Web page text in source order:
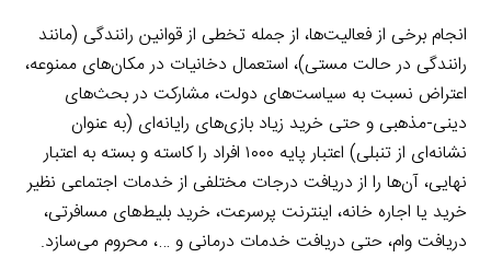
انجام برخی از فعالیت‌ها، از جمله تخطی از قوانین رانندگی (مانند
رانندگی در حالت مستی)، استعمال دخانیات در مکان‌های ممنوعه،
اعتراض نسبت به سیاست‌های دولت، مشارکت در بحث‌های
دینی-مذهبی و حتی خرید زیاد بازی‌های رایانه‌ای (به عنوان
نشانه‌ای از تنبلی) اعتبار پایه ۱۰۰۰ افراد را کاسته و بسته به اعتبار
نهایی، آن‌ها را از دریافت درجات مختلفی از خدمات اجتماعی نظیر
خرید یا اجاره خانه، اینترنت پرسرعت، خرید بلیط‌های مسافرتی،
دریافت وام، حتی دریافت خدمات درمانی و …، محروم می‌سازد.